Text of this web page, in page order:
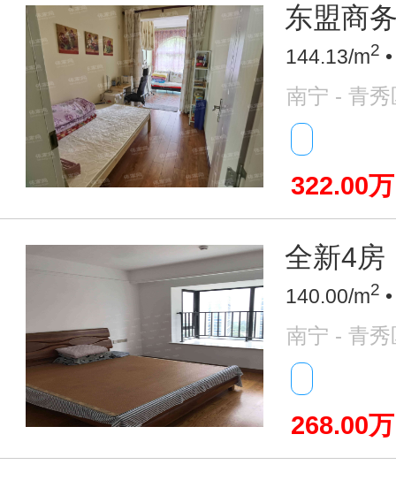
东盟商
144.13/m2
南宁 - 青秀
322.00万
全新4房
140.00/m2
南宁 - 青秀
268.00万